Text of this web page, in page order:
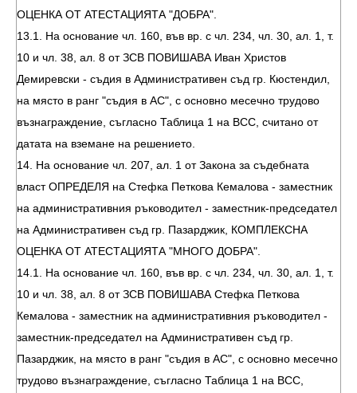
ОЦЕНКА ОТ АТЕСТАЦИЯТА "ДОБРА".
13.1. На основание чл. 160, във вр. с чл. 234, чл. 30, ал. 1, т.
10 и чл. 38, ал. 8 от ЗСВ ПОВИШАВА Иван Христов
Демиревски - съдия в Административен съд гр. Кюстендил,
на място в ранг "съдия в АС", с основно месечно трудово
възнаграждение, съгласно Таблица 1 на ВСС, считано от
датата на вземане на решението.
14. На основание чл. 207, ал. 1 от Закона за съдебната
власт ОПРЕДЕЛЯ на Стефка Петкова Кемалова - заместник
на административния ръководител - заместник-председател
на Административен съд гр. Пазарджик, КОМПЛЕКСНА
ОЦЕНКА ОТ АТЕСТАЦИЯТА "МНОГО ДОБРА".
14.1. На основание чл. 160, във вр. с чл. 234, чл. 30, ал. 1, т.
10 и чл. 38, ал. 8 от ЗСВ ПОВИШАВА Стефка Петкова
Кемалова - заместник на административния ръководител -
заместник-председател на Административен съд гр.
Пазарджик, на място в ранг "съдия в АС", с основно месечно
трудово възнаграждение, съгласно Таблица 1 на ВСС,